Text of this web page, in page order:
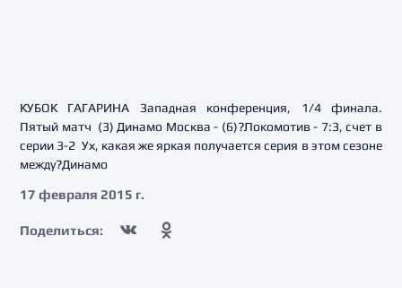
КУБОК ГАГАРИНА Западная конференция, 1/4 финала.
Пятый матч (3) Динамо Москва - (6)?Локомотив - 7:3, счет в
серии 3-2 Ух, какая же яркая получается серия в этом сезоне
между?Динамо
17 февраля 2015 г.
Поделиться: